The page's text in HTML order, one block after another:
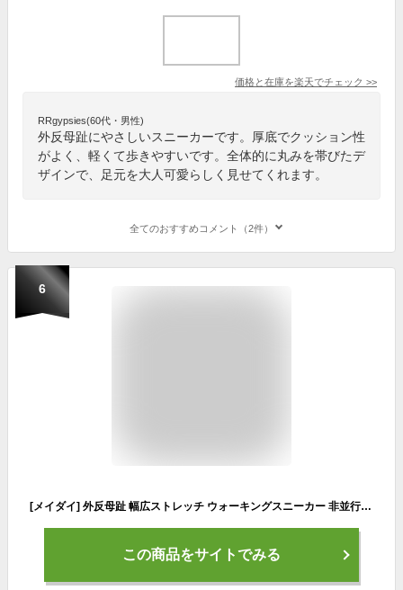
価格と在庫を楽天でチェック >>
RRgypsies(60代・男性)
外反母趾にやさしいスニーカーです。厚底でクッション性
がよく、軽くて歩きやすいです。全体的に丸みを帯びたデ
ザインで、足元を大人可愛らしく見せてくれます。
全てのおすすめコメント（2件）
6
[メイダイ] 外反母趾 幅広ストレッチ ウォーキングスニーカー 非並行輸入 勝野式 軽やかウォーカー レディース ブラック M (23.5~24.0cm)
この商品をサイトでみる